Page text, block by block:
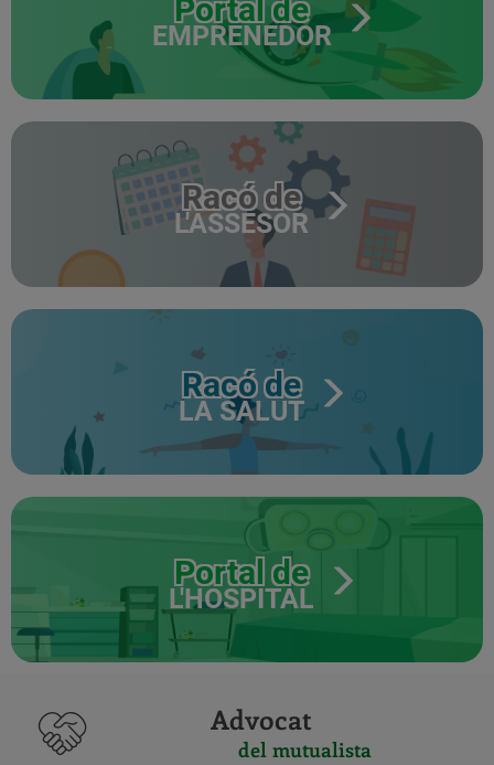
Portal de
EMPRENEDOR
Racó de
L'ASSESOR
Racó de
LA SALUT
Portal de
L'HOSPITAL
Advocat
del mutualista